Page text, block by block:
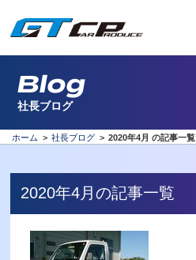
Blog
社長ブログ
ホーム > 社長ブログ > 2020年4月 の記事一覧
2020年4月の記事一覧